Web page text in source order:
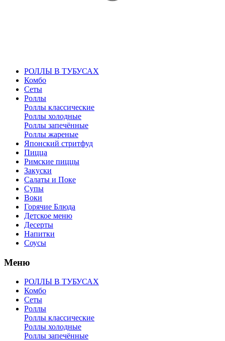
РОЛЛЫ В ТУБУСАХ
Комбо
Сеты
Роллы
Роллы классические
Роллы холодные
Роллы запечённые
Роллы жареные
Японский стритфуд
Пицца
Римские пиццы
Закуски
Салаты и Поке
Супы
Воки
Горячие Блюда
Детское меню
Десерты
Напитки
Соусы
Меню
РОЛЛЫ В ТУБУСАХ
Комбо
Сеты
Роллы
Роллы классические
Роллы холодные
Роллы запечённые